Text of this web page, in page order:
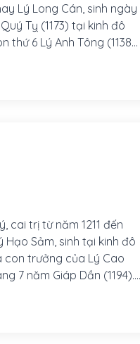
Lý Long Cán, sinh ngày
Tỵ (1173) tại kinh đô
thứ 6 Lý Anh Tông (1138-
cai trị từ năm 1211 đến
Hạo Sảm, sinh tại kinh đô
con trưởng của Lý Cao
7 năm Giáp Dần (1194).